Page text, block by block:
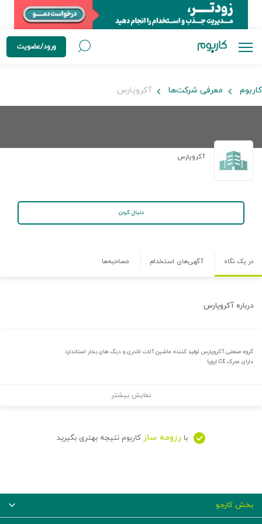
ورود/عضویت
کاربوم معرفی شرکت‌ها آکروپارس
آکروپارس
دنبال کردن
در یک نگاه آگهی‌های استخدام مصاحبه‌ها
درباره آکروپارس
گروه صنعتی آکروپارس تولید کننده ماشین آلات لاندری و دیگ های بخار استاندارد
دارای مدرک CE اروپا
نمایش بیشتر
با رزومه ساز کاربوم نتیجه بهتری بگیرید
بخش کارجو